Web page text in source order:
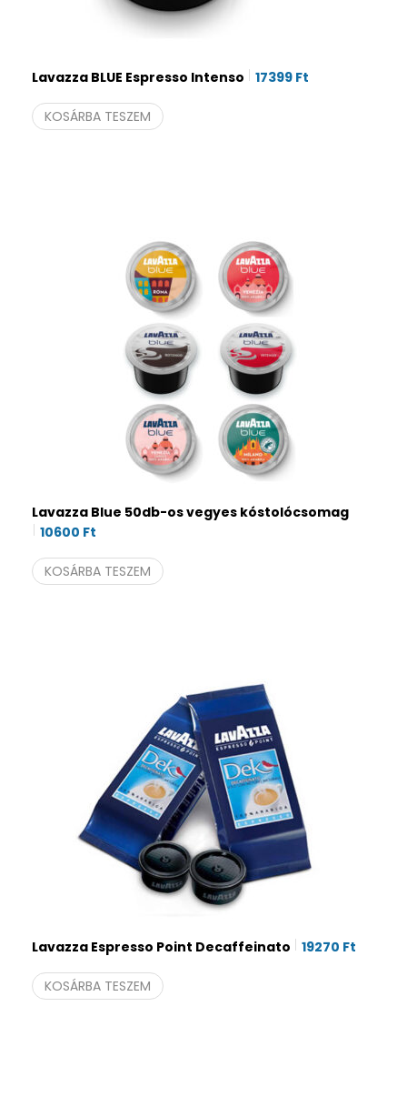
Lavazza BLUE Espresso Intenso 17399 Ft
KOSÁRBA TESZEM
Lavazza Blue 50db-os vegyes kóstolócsomag
10600 Ft
KOSÁRBA TESZEM
Lavazza Espresso Point Decaffeinato 19270 Ft
KOSÁRBA TESZEM